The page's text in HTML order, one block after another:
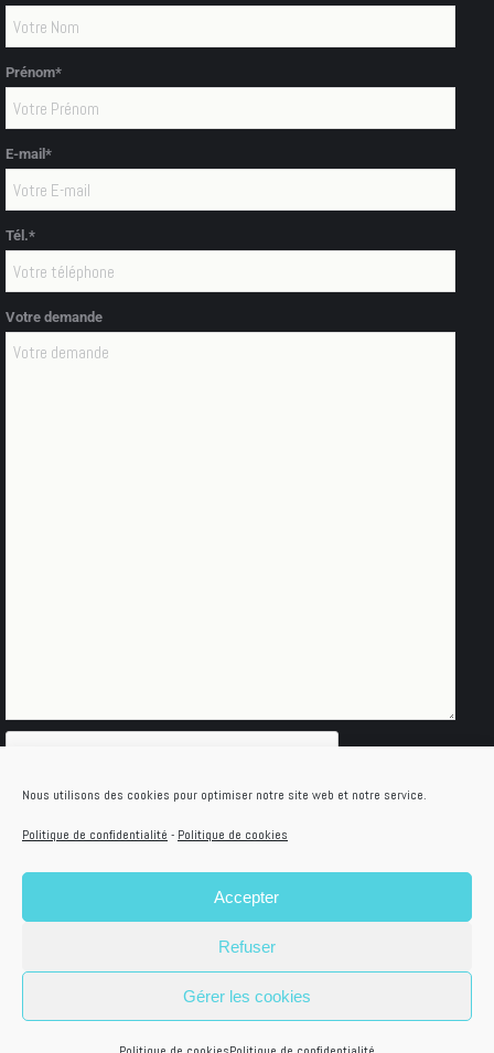
Nous utilisons des cookies pour optimiser notre site web et notre service.
Politique de confidentialité - Politique de cookies
Accepter
Refuser
Gérer les cookies
Prénom*
E-mail*
Tél.*
Votre demande
© Idéaa 2021 Dream-Theme — truly
WordPress themes
Politique de confidentialitéICGU et Mentions
légalesI © Idéaa 2022 IDEAA DIRECT :02 41